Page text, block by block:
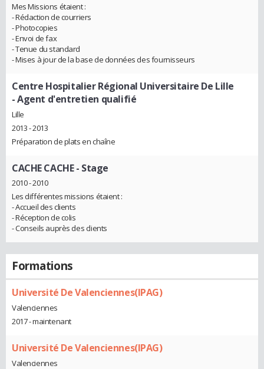
Mes Missions étaient :
- Rédaction de courriers
- Photocopies
- Envoi de fax
- Tenue du standard
- Mises à jour de la base de données des fournisseurs
Centre Hospitalier Régional Universitaire De Lille
- Agent d'entretien qualifié
Lille
2013 - 2013
Préparation de plats en chaîne
CACHE CACHE- Stage
2010 - 2010
Les différentes missions étaient :
- Accueil des clients
- Réception de colis
- Conseils auprès des clients
Formations
Université De Valenciennes(IPAG)
Valenciennes
2017 - maintenant
Université De Valenciennes(IPAG)
Valenciennes